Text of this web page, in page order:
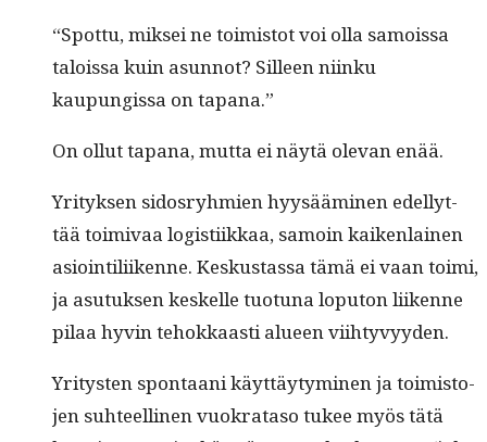
“Spot­tu, mik­sei ne toimis­tot voi olla samoissa
talois­sa kuin asun­not? Silleen niinku
kaupungis­sa on tapana.”
On ollut tapana, mut­ta ei näytä ole­van enää.
Yri­tyk­sen sidos­ryh­mien hyysäämi­nen edel­lyt­
tää toimi­vaa logis­ti­ikkaa, samoin kaiken­lainen
asioin­tili­ikenne. Keskus­tas­sa tämä ei vaan toi­mi,
ja asu­tuk­sen keskelle tuo­tu­na lop­u­ton liikenne
pilaa hyvin tehokkaasti alueen viihtyvyyden.
Yri­tys­ten spon­taani käyt­täy­tymi­nen ja toimis­to­
jen suh­teelli­nen vuokrata­so tukee myös tätä